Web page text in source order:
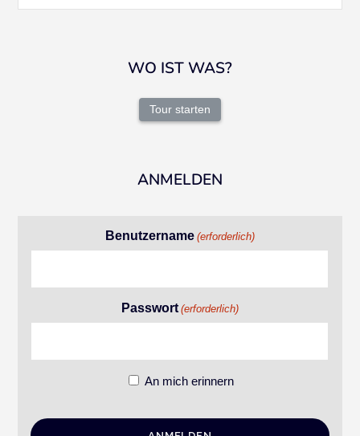
WO IST WAS?
Tour starten
ANMELDEN
Benutzername (erforderlich)
Passwort (erforderlich)
An mich erinnern